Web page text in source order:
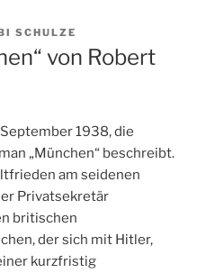
von Robert
SCHULZE
1938, die
„München“ beschreibt.
am seidenen
Privatsekretär
britischen
der sich mit Hitler,
kurzfristig